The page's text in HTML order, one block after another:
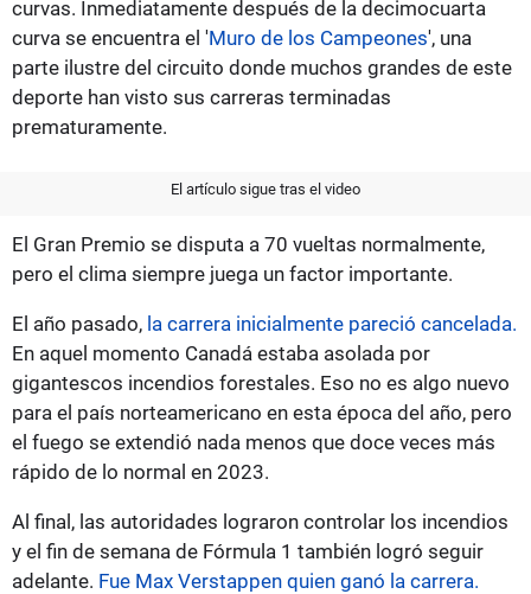
curvas. Inmediatamente después de la decimocuarta
curva se encuentra el 'Muro de los Campeones', una
parte ilustre del circuito donde muchos grandes de este
deporte han visto sus carreras terminadas
prematuramente.
El artículo sigue tras el video
El Gran Premio se disputa a 70 vueltas normalmente,
pero el clima siempre juega un factor importante.
El año pasado, la carrera inicialmente pareció cancelada.
En aquel momento Canadá estaba asolada por
gigantescos incendios forestales. Eso no es algo nuevo
para el país norteamericano en esta época del año, pero
el fuego se extendió nada menos que doce veces más
rápido de lo normal en 2023.
Al final, las autoridades lograron controlar los incendios
y el fin de semana de Fórmula 1 también logró seguir
adelante. Fue Max Verstappen quien ganó la carrera.